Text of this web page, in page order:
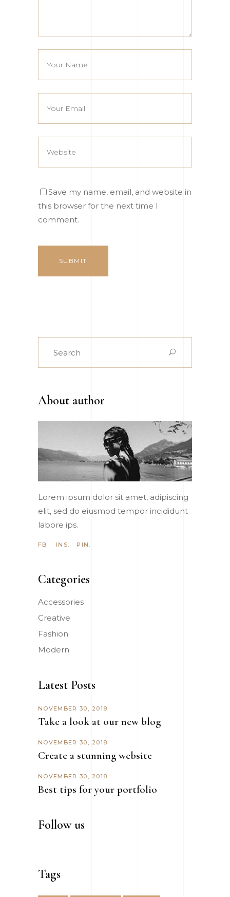
Save my name, email, and website in
this browser for the next time I
comment.
SUBMIT
About author
Lorem ipsum dolor sit amet, adipiscing
elit, sed do eiusmod tempor incididunt
labore ips.
FB. INS. PIN.
Categories
Accessories
Creative
Fashion
Modern
Latest Posts
NOVEMBER 30, 2018
Take a look at our new blog
NOVEMBER 30, 2018
Create a stunning website
NOVEMBER 30, 2018
Best tips for your portfolio
Follow us
Tags